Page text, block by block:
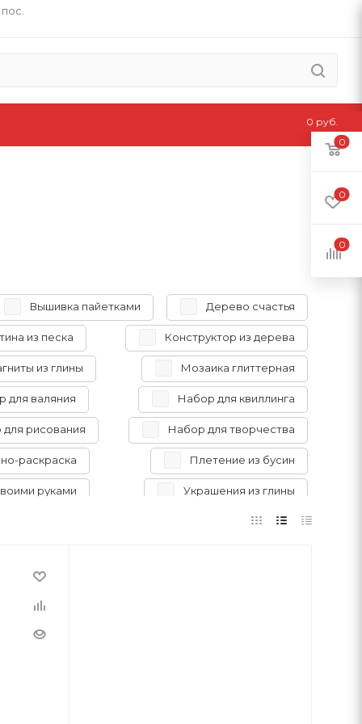
Вышивка пайетками Дерево счастья
из песка Конструктор из дерева
из глины Мозаика глиттерная
для валяния Набор для квиллинга
рисования Набор для творчества
раскраска Плетение из бусин
руками Украшения из глины
Фигурка из пайеток
0
0
0
0 руб.